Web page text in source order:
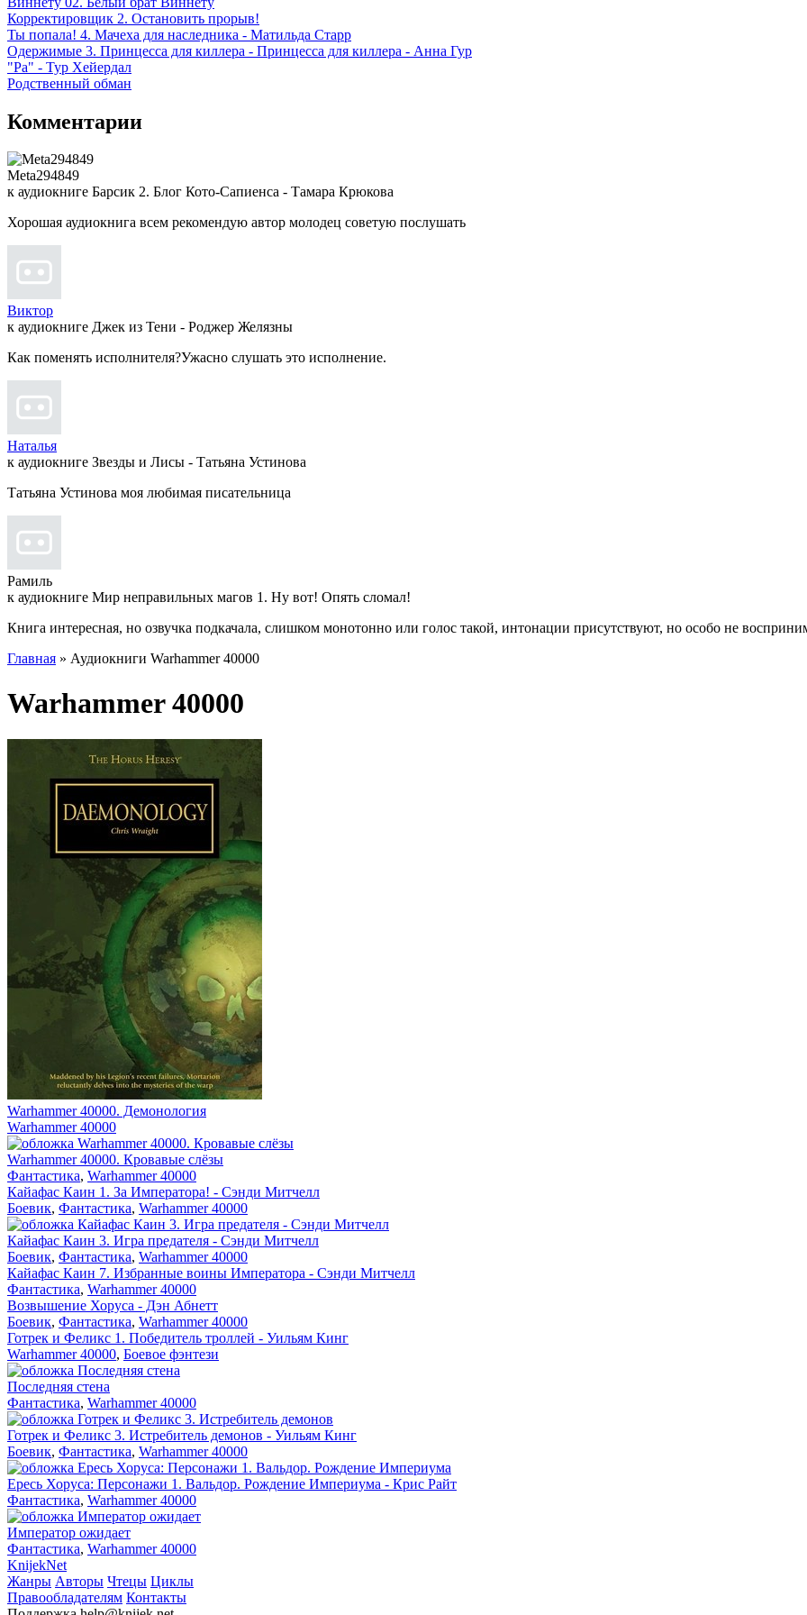
Корректировщик 2. Остановить прорыв!
Ты попала! 4. Мачеха для наследника - Матильда Старр
Одержимые 3. Принцесса для киллера - Принцесса для киллера - Анна Гур
"Ра" - Тур Хейердал
Родственный обман
Комментарии
Meta294849
к аудиокниге Барсик 2. Блог Кото-Сапиенса - Тамара Крюкова
Хорошая аудиокнига всем рекомендую автор молодец советую послушать
Виктор
к аудиокниге Джек из Тени - Роджер Желязны
Как поменять исполнителя?Ужасно слушать это исполнение.
Наталья
к аудиокниге Звезды и Лисы - Татьяна Устинова
Татьяна Устинова моя любимая писательница
Рамиль
к аудиокниге Мир неправильных магов 1. Ну вот! Опять сломал!
Книга интересная, но озвучка подкачала, слишком монотонно или голос такой, интонации присутствуют, но особо не
Главная » Аудиокниги Warhammer 40000
Warhammer 40000
Warhammer 40000. Демонология
Warhammer 40000
Warhammer 40000. Кровавые слёзы
Фантастика, Warhammer 40000
Кайафас Каин 1. За Императора! - Сэнди Митчелл
Боевик, Фантастика, Warhammer 40000
Кайафас Каин 3. Игра предателя - Сэнди Митчелл
Боевик, Фантастика, Warhammer 40000
Кайафас Каин 7. Избранные воины Императора - Сэнди Митчелл
Фантастика, Warhammer 40000
Возвышение Хоруса - Дэн Абнетт
Боевик, Фантастика, Warhammer 40000
Готрек и Феликс 1. Победитель троллей - Уильям Кинг
Warhammer 40000, Боевое фэнтези
Последняя стена
Фантастика, Warhammer 40000
Готрек и Феликс 3. Истребитель демонов - Уильям Кинг
Боевик, Фантастика, Warhammer 40000
Ересь Хоруса: Персонажи 1. Вальдор. Рождение Империума - Крис Райт
Фантастика, Warhammer 40000
Император ожидает
Фантастика, Warhammer 40000
KnijekNet
Жанры Авторы Чтецы Циклы
Правообладателям Контакты